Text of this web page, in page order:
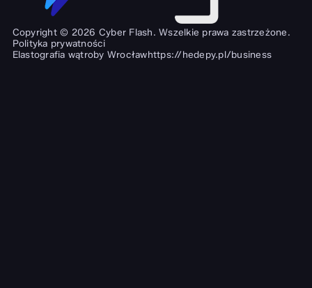
Copyright © 2026 Cyber Flash. Wszelkie prawa zastrzeżone.
Polityka prywatności
Elastografia wątroby Wrocławhttps://hedepy.pl/business